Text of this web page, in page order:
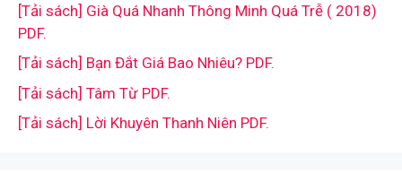
[Tải sách] Già Quá Nhanh Thông Minh Quá Trễ ( 2018)
PDF.
[Tải sách] Bạn Đắt Giá Bao Nhiêu? PDF.
[Tải sách] Tâm Từ PDF.
[Tải sách] Lời Khuyên Thanh Niên PDF.